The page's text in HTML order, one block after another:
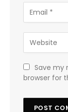
Save my
browser for